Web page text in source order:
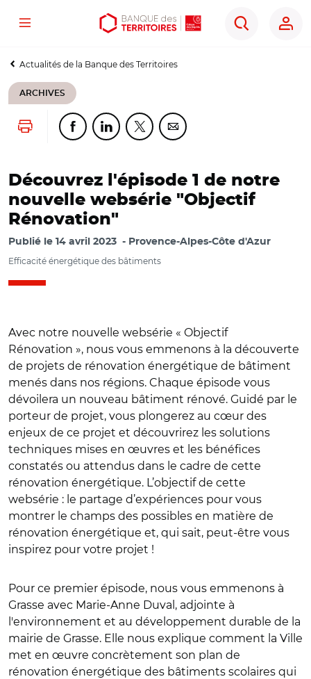
Aller
contenu
Aller
menu
Ouvrir
outils
Menu
Rechercher
Actualités de la Banque des Territoires
ARCHIVES
Lancer l'impressionPartager cette page sur Facebook
Partager cette page sur Linkedin
Partager cette page sur Twitter
Partager cette page sur
Découvrez l'épisode 1 de notre
nouvelle websérie "Objectif
Rénovation"
Publié le 14 avril 2023 Provence-Alpes-Côte d'Azur
Efficacité énergétique des bâtiments
Avec notre nouvelle websérie « Objectif
Rénovation », nous vous emmenons à la découverte
de projets de rénovation énergétique de bâtiment
menés dans nos régions. Chaque épisode vous
dévoilera un nouveau bâtiment rénové. Guidé par le
porteur de projet, vous plongerez au cœur des
enjeux de ce projet et découvrirez les solutions
techniques mises en œuvres et les bénéfices
constatés ou attendus dans le cadre de cette
rénovation énergétique. L’objectif de cette
websérie : le partage d’expériences pour vous
montrer le champs des possibles en matière de
rénovation énergétique et, qui sait, peut-être vous
inspirez pour votre projet !
Pour ce premier épisode, nous vous emmenons à
Grasse avec Marie-Anne Duval, adjointe à
l'environnement et au développement durable de la
mairie de Grasse. Elle nous explique comment la Ville
met en œuvre concrètement son plan de
rénovation énergétique des bâtiments scolaires qui